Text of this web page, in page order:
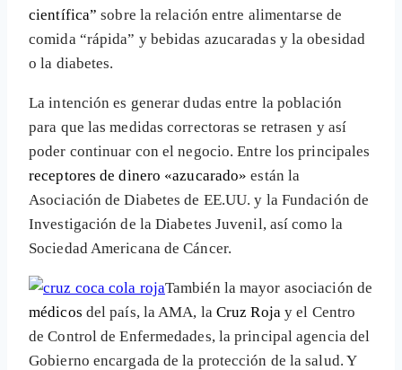
científica” sobre la relación entre alimentarse de
comida “rápida” y bebidas azucaradas y la obesidad
o la diabetes.
La intención es generar dudas entre la población
para que las medidas correctoras se retrasen y así
poder continuar con el negocio. Entre los principales
receptores de dinero «azucarado» están la
Asociación de Diabetes de EE.UU. y la Fundación de
Investigación de la Diabetes Juvenil, así como la
Sociedad Americana de Cáncer.
También la mayor asociación de
médicos del país, la AMA, la Cruz Roja y el Centro
de Control de Enfermedades, la principal agencia del
Gobierno encargada de la protección de la salud. Y